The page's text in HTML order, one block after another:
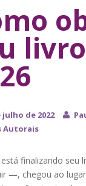
julho de 2022
Autorais
finalizando seu
—, chegou ao